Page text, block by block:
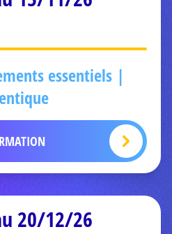
essentiels |
20/12/26